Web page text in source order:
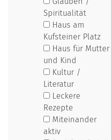
Spiritualität
Haus am
Kufsteiner Platz
Haus für Mutter
und Kind
Kultur /
Literatur
Leckere
Rezepte
Miteinander
aktiv